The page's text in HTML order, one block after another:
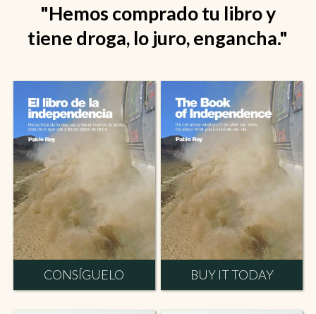
"Hemos comprado tu libro y
tiene droga, lo juro, engancha."
CONSÍGUELO BUY IT TODAY